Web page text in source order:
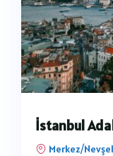
İstanbul
Merkez/